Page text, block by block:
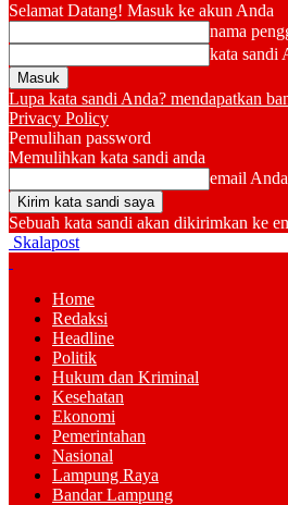
Selamat Datang! Masuk ke akun Anda
nama
kata sandi
Lupa kata sandi Anda? mendapatkan
Privacy Policy
Pemulihan password
Memulihkan kata sandi anda
email Anda
Sebuah kata sandi akan dikirimkan ke
Skalapost
Home
Redaksi
Headline
Politik
Hukum dan Kriminal
Kesehatan
Ekonomi
Pemerintahan
Nasional
Lampung Raya
Bandar Lampung